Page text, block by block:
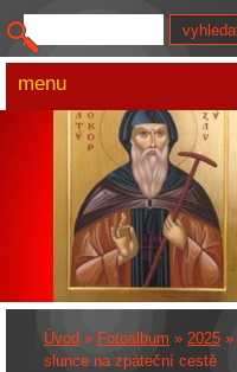
Úvod » Fotoalbum » 2025 »
slunce na zpáteční cestě
menu